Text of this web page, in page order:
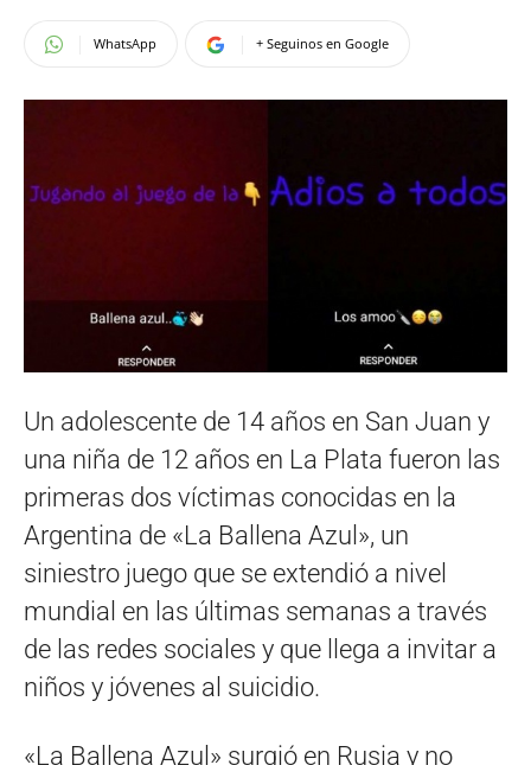
WhatsApp + Seguinos en Google
Un adolescente de 14 años en San Juan y
una niña de 12 años en La Plata fueron las
primeras dos víctimas conocidas en la
Argentina de «La Ballena Azul», un
siniestro juego que se extendió a nivel
mundial en las últimas semanas a través
de las redes sociales y que llega a invitar a
niños y jóvenes al suicidio.
«La Ballena Azul» surgió en Rusia y no